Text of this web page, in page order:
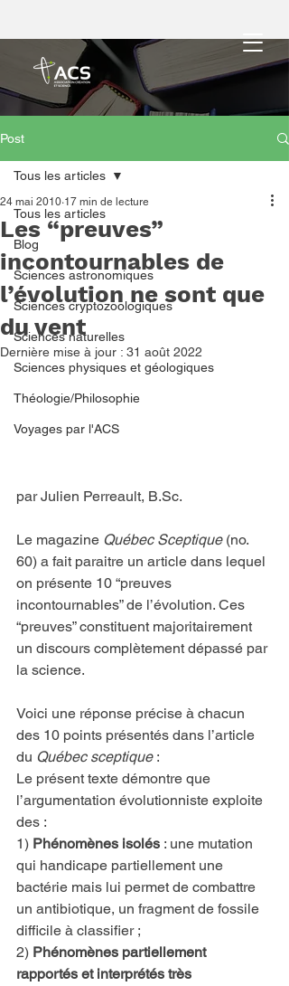
Post
Tous les articles
Blog
Sciences astronomiques
Sciences cryptozoologiques
Sciences naturelles
Sciences physiques et géologiques
Théologie/Philosophie
Voyages par l'ACS
Tous les articles
Les “preuves”
incontournables de
l’évolution ne sont que
du vent
24 mai 2010 17 min de lecture
Dernière mise à jour : 31 août 2022
par Julien Perreault, B.Sc.
Le magazine Québec Sceptique (no.
60) a fait paraitre un article dans lequel
on présente 10 “preuves
incontournables” de l’évolution. Ces
“preuves” constituent majoritairement
un discours complètement dépassé par
la science.
Voici une réponse précise à chacun
des 10 points présentés dans l’article
du Québec sceptique :
Le présent texte démontre que
l’argumentation évolutionniste exploite
des :
1) Phénomènes isolés : une mutation
qui handicape partiellement une
bactérie mais lui permet de combattre
un antibiotique, un fragment de fossile
difficile à classifier ;
2) Phénomènes partiellement
rapportés et interprétés très